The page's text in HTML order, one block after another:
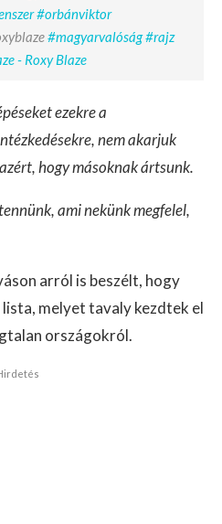
#orbánviktor
#magyarvalóság#rajz
- Roxy Blaze
ezekre a
nem akarjuk
hogy másoknak ártsunk.
ami nekünk megfelel,
arról is beszélt, hogy
melyet tavaly kezdtek el
országokról.